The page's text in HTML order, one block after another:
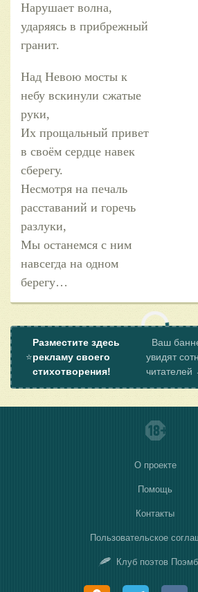
Нарушает волна,
ударяясь в прибрежный
гранит.
Над Невою мосты к
небу вскинули сжатые
руки,
Их прощальный привет
в своём сердце навек
сберегу.
Несмотря на печаль
расставаний и горечь
разлуки,
Мы останемся с ним
навсегда на одном
берегу…
⭐
Разместите здесь
рекламу своего
стихотворения!
Ваш
увидят
читателей
О проекте
Помощь
Контакты
Пользовательское
Клуб поэтов